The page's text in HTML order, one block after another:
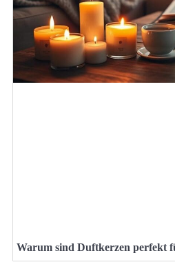
Warum sind Duftkerzen perfekt